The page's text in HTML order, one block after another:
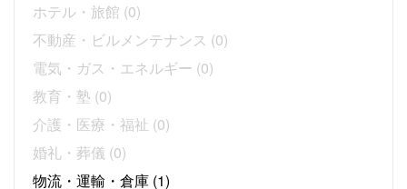
ホテル・旅館 (0)
不動産・ビルメンテナンス (0)
電気・ガス・エネルギー (0)
教育・塾 (0)
介護・医療・福祉 (0)
婚礼・葬儀 (0)
物流・運輸・倉庫 (1)